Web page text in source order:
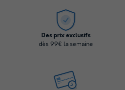
Des prix exclusifs
dès 99€ la semaine